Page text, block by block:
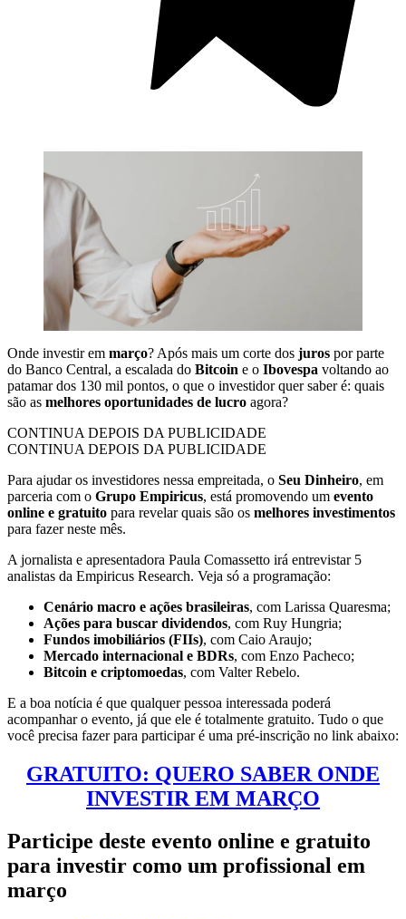
Onde investir em março? Após mais um corte dos juros por parte
do Banco Central, a escalada do Bitcoin e o Ibovespa voltando ao
patamar dos 130 mil pontos, o que o investidor quer saber é: quais
são as melhores oportunidades de lucro agora?
CONTINUA DEPOIS DA PUBLICIDADE
CONTINUA DEPOIS DA PUBLICIDADE
Para ajudar os investidores nessa empreitada, o Seu Dinheiro, em
parceria com o Grupo Empiricus, está promovendo um evento
online e gratuito para revelar quais são os melhores investimentos
para fazer neste mês.
A jornalista e apresentadora Paula Comassetto irá entrevistar 5
analistas da Empiricus Research. Veja só a programação:
Cenário macro e ações brasileiras, com Larissa Quaresma;
Ações para buscar dividendos, com Ruy Hungria;
Fundos imobiliários (FIIs), com Caio Araujo;
Mercado internacional e BDRs, com Enzo Pacheco;
Bitcoin e criptomoedas, com Valter Rebelo.
E a boa notícia é que qualquer pessoa interessada poderá
acompanhar o evento, já que ele é totalmente gratuito. Tudo o que
você precisa fazer para participar é uma pré-inscrição no link abaixo:
GRATUITO: QUERO SABER ONDE
INVESTIR EM MARÇO
Participe deste evento online e gratuito
para investir como um profissional em
março